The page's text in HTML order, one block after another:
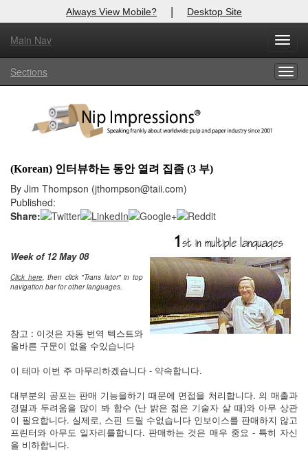
Always View Mobile? | Desktop Site
Main Nav
Sections
(Korean) 인터뷰하는 동안 열려 집좀 (3 부)
By Jim Thompson (jthompson@taii.com)
Published:
Share:
Week of 12 May 08
Click here, then click "Trans lator" in top
navigation bar for other languages.
참고 : 이것은 자동 번역 텍스트와
올바른 구문이 없을 수있습니다
이 테마 이번 주 마무리하겠습니다 - 약속합니다.
대부분의 공포는 판매 기능을하기 때문에 면접을 처리합니다. 의 매출과
경멸과 두려움을 많이 봐 함수 (난 밝은 젊은 기술자 살 때)와 아무 상관
이 필요합니다. 실제로, 스핀 드릴 수없습니다 인보이스를 판매하지 않고
프린터와 아무도 일자리를합니다. 판매하는 것은 매우 중요 - 특히 자신
을 비하합니다.
X
Log In to
Welcome to the site. Please login.
Password:
Login
Not a Member?
Forgot your username or password?Click Here